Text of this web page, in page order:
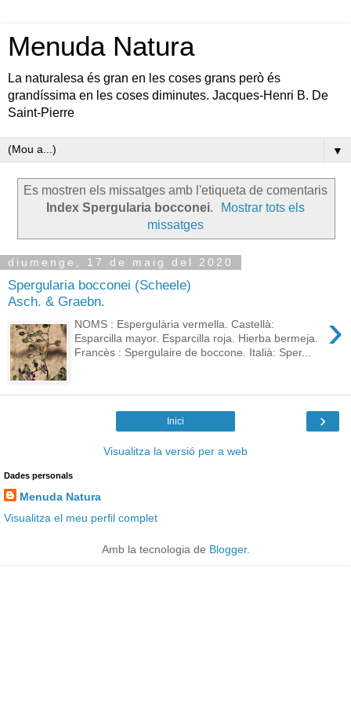
Menuda Natura
La naturalesa és gran en les coses grans però és
grandíssima en les coses diminutes. Jacques-Henri B. De
Saint-Pierre
▼
Es mostren els missatges amb l'etiqueta de comentaris
Index Spergularia bocconei.
Mostrar tots els
missatges
diumenge, 17 de maig del 2020
Spergularia bocconei (Scheele)
Asch. & Graebn.
›
NOMS : Espergulària vermella. Castellà:
Esparcilla mayor. Esparcilla roja. Hierba bermeja.
Francès : Spergulaire de boccone. Italià: Sper...
›
Inici
Visualitza la versió per a web
Dades personals
Menuda Natura
Visualitza el meu perfil complet
Amb la tecnologia de Blogger.